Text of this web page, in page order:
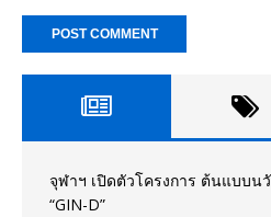
จุฬาฯ เปิดตัวโครงการ ต้นแบบน
“GIN-D”